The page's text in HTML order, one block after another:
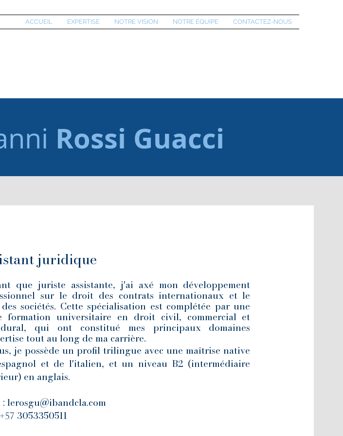
ACCUEIL EXPERTISE NOTRE VISION NOTRE ÉQUIPE CONTACTEZ-NOUS
Rossi Guacci
juridique
que juriste assistante, j'ai axé mon développement
sur le droit des contrats internationaux et le
sociétés. Cette spécialisation est complétée par une
formation universitaire en droit civil, commercial et
qui ont constitué mes principaux domaines
tout au long de ma carrière.
je possède un profil trilingue avec une maîtrise native
et de l'italien, et un niveau B2 (intermédiaire
en anglais.
:lerosgu@ibandcla.com
+57 3053350511